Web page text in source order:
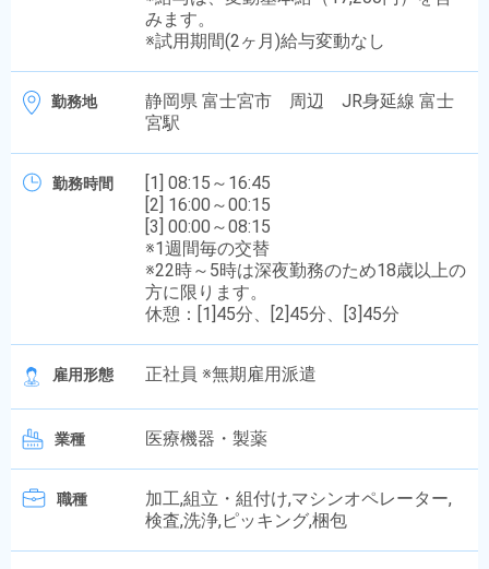
みます。
※試用期間(2ヶ月)給与変動なし
勤務地
静岡県 富士宮市 周辺 JR身延線 富士
宮駅
勤務時間
[1] 08:15～16:45
[2] 16:00～00:15
[3] 00:00～08:15
※1週間毎の交替
※22時～5時は深夜勤務のため18歳以上の
方に限ります。
休憩：[1]45分、[2]45分、[3]45分
雇用形態 正社員 ※無期雇用派遣
業種 医療機器・製薬
職種
加工,組立・組付け,マシンオペレーター,
検査,洗浄,ピッキング,梱包